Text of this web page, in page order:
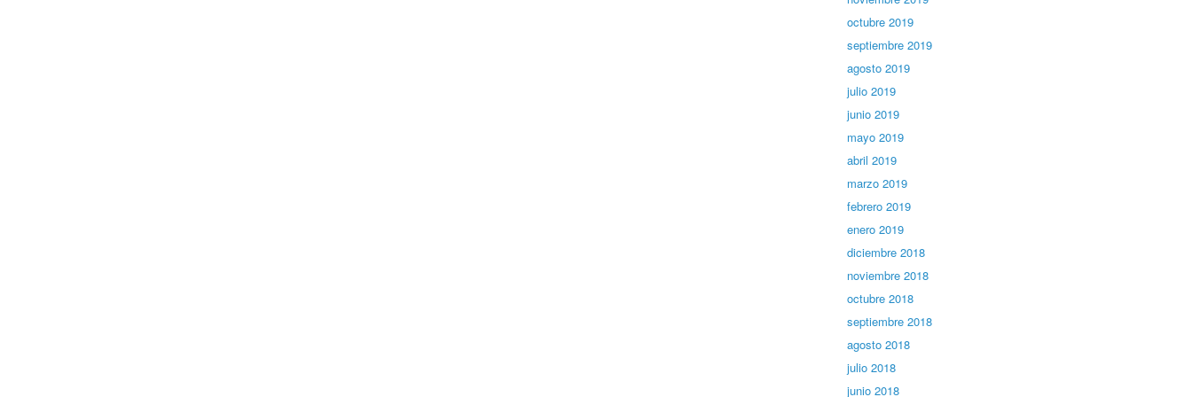
octubre 2019
septiembre 2019
agosto 2019
julio 2019
junio 2019
mayo 2019
abril 2019
marzo 2019
febrero 2019
enero 2019
diciembre 2018
noviembre 2018
octubre 2018
septiembre 2018
agosto 2018
julio 2018
junio 2018